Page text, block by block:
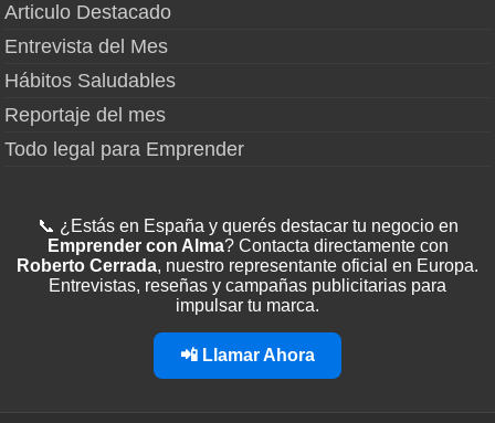
Articulo Destacado
Entrevista del Mes
Hábitos Saludables
Reportaje del mes
Todo legal para Emprender
📞 ¿Estás en España y querés destacar tu negocio en
Emprender con Alma? Contacta directamente con
Roberto Cerrada, nuestro representante oficial en Europa.
Entrevistas, reseñas y campañas publicitarias para
impulsar tu marca.
📲 Llamar Ahora